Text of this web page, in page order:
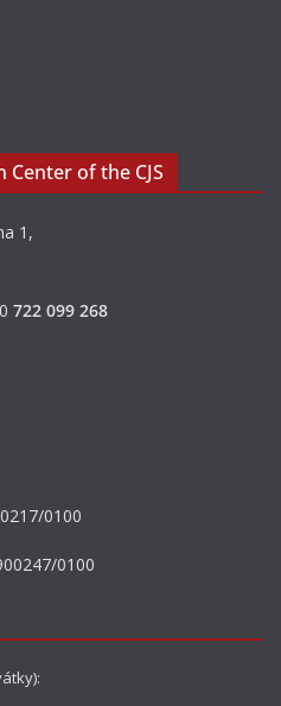
of the CJS
1,
722 099 268
0100
0100